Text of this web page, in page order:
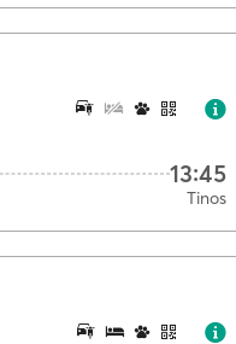
13:45
Tinos